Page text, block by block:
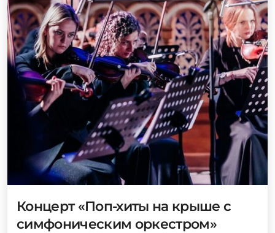
Концерт «Поп-хиты на крыше с
симфоническим оркестром»